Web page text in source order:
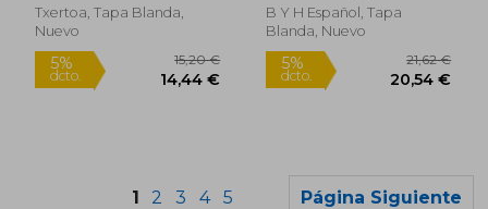
Txertoa, Tapa Blanda,
Nuevo
B Y H Español, Tapa
Blanda, Nuevo
1 2 3 4 5 Página Siguiente